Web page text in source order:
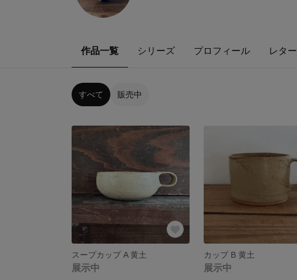
作品一覧 シリーズ プロフィール レター
すべて 販売中
スープカップ A 黄土
展示中
カップ B 黄土
展示中